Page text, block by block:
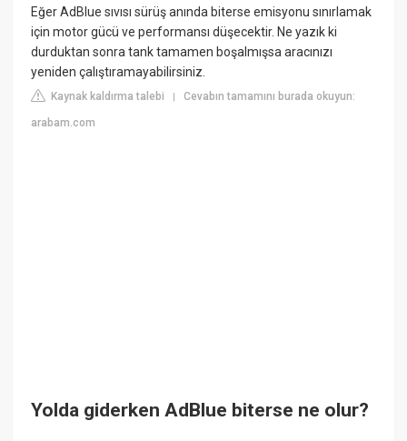
Eğer AdBlue sıvısı sürüş anında biterse emisyonu sınırlamak
için motor gücü ve performansı düşecektir. Ne yazık ki
durduktan sonra tank tamamen boşalmışsa aracınızı
yeniden çalıştıramayabilirsiniz.
Kaynak kaldırma talebi |Cevabın tamamını burada okuyun:
arabam.com
Yolda giderken AdBlue biterse ne olur?